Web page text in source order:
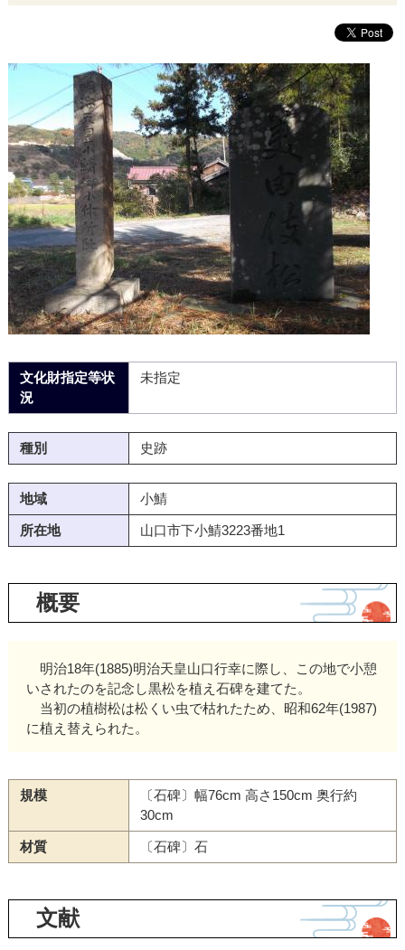
文化財指定等状
況
未指定
種別 史跡
地域 小鯖
所在地 山口市下小鯖3223番地1
概要
明治18年(1885)明治天皇山口行幸に際し、この地で小憩
いされたのを記念し黒松を植え石碑を建てた。
当初の植樹松は松くい虫で枯れたため、昭和62年(1987)
に植え替えられた。
規模
〔石碑〕幅76cm 高さ150cm 奥行約
30cm
材質 〔石碑〕石
文献